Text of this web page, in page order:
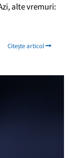
alte vremuri:
Citește articol